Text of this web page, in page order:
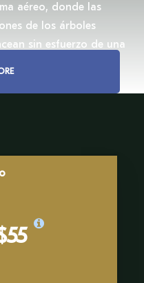
aéreo, donde las
de los árboles
sin esfuerzo de una
le brindará una vista
de las copas de los
la naturaleza.
de la